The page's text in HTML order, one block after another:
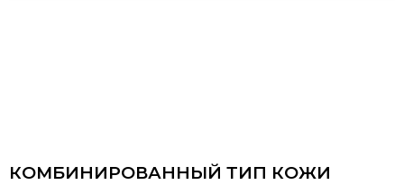
КОМБИНИРОВАННЫЙ ТИП КОЖИ